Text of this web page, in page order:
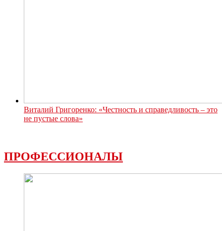
Виталий Григоренко: «Честность и справедливость – это
не пустые слова»
ПРОФЕССИОНАЛЫ